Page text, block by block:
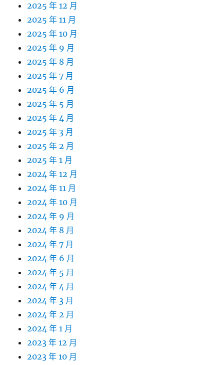
2025 年 12 月
2025 年 11 月
2025 年 10 月
2025 年 9 月
2025 年 8 月
2025 年 7 月
2025 年 6 月
2025 年 5 月
2025 年 4 月
2025 年 3 月
2025 年 2 月
2025 年 1 月
2024 年 12 月
2024 年 11 月
2024 年 10 月
2024 年 9 月
2024 年 8 月
2024 年 7 月
2024 年 6 月
2024 年 5 月
2024 年 4 月
2024 年 3 月
2024 年 2 月
2024 年 1 月
2023 年 12 月
2023 年 10 月